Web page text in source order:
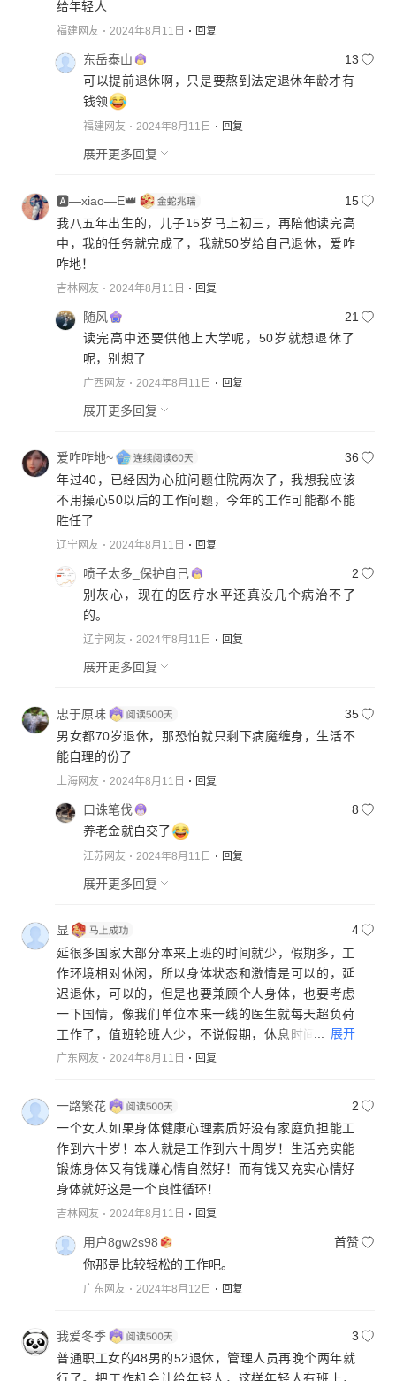
给年轻人
福建网友 2024年8月11日 回复
东岳泰山
13
可以提前退休啊，只是要熬到法定退休年龄才有
钱领
福建网友 2024年8月11日 回复
展开更多回复
🅰—xiao—E👑
15
我八五年出生的，儿子15岁马上初三，再陪他读完高
中，我的任务就完成了，我就50岁给自己退休，爱咋
咋地！
吉林网友 2024年8月11日 回复
随风
21
读完高中还要供他上大学呢，50岁就想退休了
呢，别想了
广西网友 2024年8月11日 回复
展开更多回复
爱咋咋地~
36
年过40，已经因为心脏问题住院两次了，我想我应该
不用操心50以后的工作问题，今年的工作可能都不能
胜任了
辽宁网友 2024年8月11日 回复
喷子太多_保护自己
2
别灰心，现在的医疗水平还真没几个病治不了
的。
辽宁网友 2024年8月11日 回复
展开更多回复
忠于原味
35
男女都70岁退休，那恐怕就只剩下病魔缠身，生活不
能自理的份了
上海网友 2024年8月11日 回复
口诛笔伐
8
养老金就白交了
江苏网友 2024年8月11日 回复
展开更多回复
显
4
延很多国家大部分本来上班的时间就少，假期多，工
作环境相对休闲，所以身体状态和激情是可以的，延
迟退休，可以的，但是也要兼顾个人身体，也要考虑
一下国情，像我们单位本来一线的医生就每天超负荷
工作了，值班轮班人少，不说假期，休息时间都少，
相信好多人老了就一堆老毛病了，我们科室相对挺
的，这个跟工作强度，熬夜很大关系，然后还不能好
好退休，见过50多岁的还在上一线，关键时工作强度
比坐办公室的压力大，不是那些坐在办公室里的人能
感受到的，没有国家的一些政策强制要求，用人单位
就不管那么多，期待有好的政策。
... 展开
广东网友 2024年8月11日 回复
一路繁花
2
一个女人如果身体健康心理素质好没有家庭负担能工
作到六十岁！本人就是工作到六十周岁！生活充实能
锻炼身体又有钱赚心情自然好！而有钱又充实心情好
身体就好这是一个良性循环！
吉林网友 2024年8月11日 回复
用户8gw2s98
首赞
你那是比较轻松的工作吧。
广东网友 2024年8月12日 回复
我爱冬季
3
普通职工女的48男的52退休，管理人员再晚个两年就